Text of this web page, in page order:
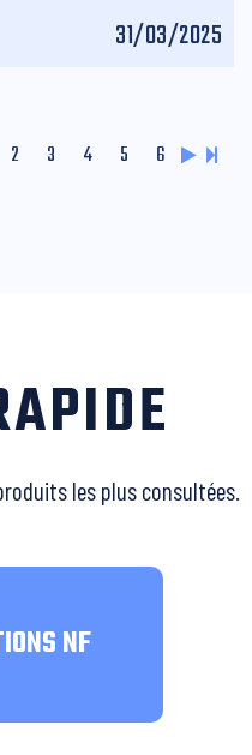
31/03/2025
2 3 4 5 6
les plus consultées.
NF